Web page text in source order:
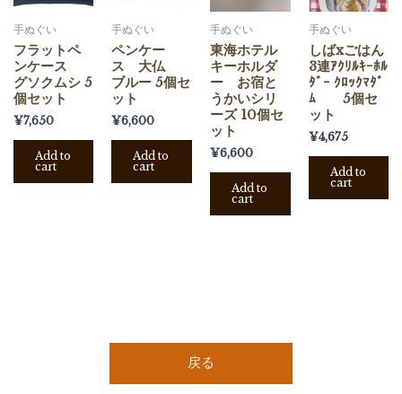
手ぬぐい
フラットペ
ンケース
グソクムシ 5
個セット
¥7,650
Add to
cart
手ぬぐい
ペンケー
ス 大仏
ブルー 5個セ
ット
¥6,600
Add to
cart
手ぬぐい
東海ホテル
キーホルダ
ー お宿と
うかいシリ
ーズ 10個セ
ット
¥6,600
Add to
cart
手ぬぐい
しばxごはん
3連ｱｸﾘﾙｷｰﾎﾙ
ﾀﾞｰ ｸﾛｯｸﾏﾀﾞ
ﾑ 5個セ
ット
¥4,675
Add to
cart
戻る